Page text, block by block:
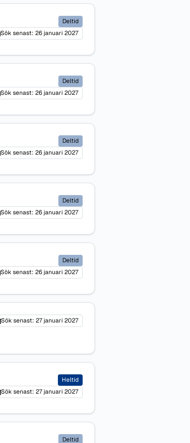
Deltid
Sök senast: 26 januari 2027
Deltid
Sök senast: 26 januari 2027
Deltid
Sök senast: 26 januari 2027
Deltid
Sök senast: 26 januari 2027
Deltid
Sök senast: 26 januari 2027
Sök senast: 27 januari 2027
Heltid
Sök senast: 27 januari 2027
Deltid